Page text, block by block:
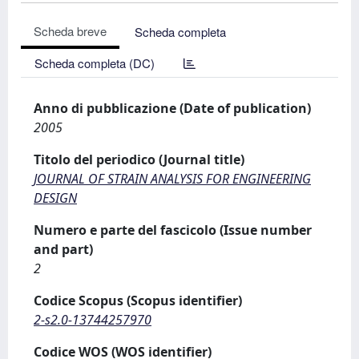
Scheda breve
Scheda completa
Scheda completa (DC)
Anno di pubblicazione (Date of publication)
2005
Titolo del periodico (Journal title)
JOURNAL OF STRAIN ANALYSIS FOR ENGINEERING
DESIGN
Numero e parte del fascicolo (Issue number
and part)
2
Codice Scopus (Scopus identifier)
2-s2.0-13744257970
Codice WOS (WOS identifier)